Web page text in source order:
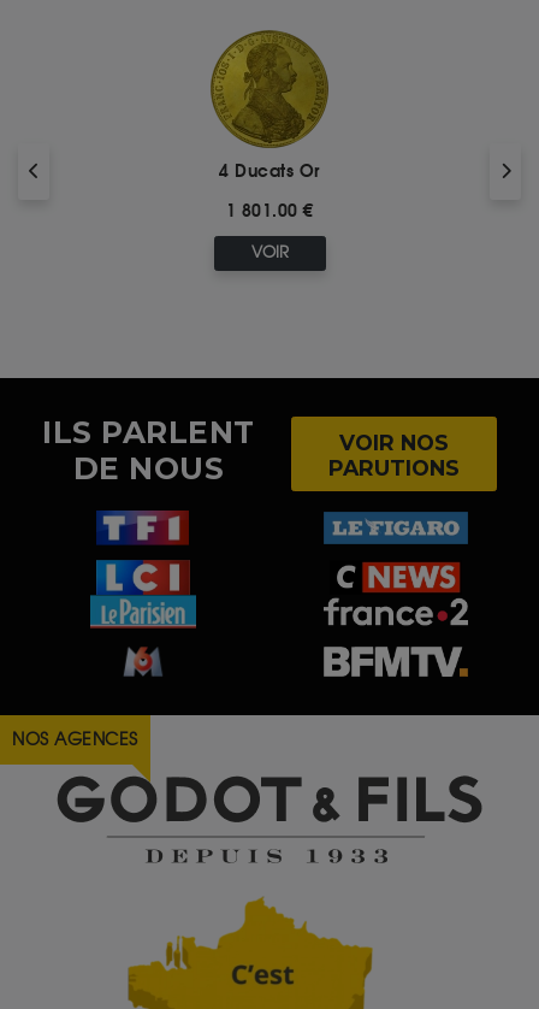
4 Ducats Or
1 801.00 €
VOIR
ILS PARLENT
DE NOUS
VOIR NOS
PARUTIONS
NOS AGENCES